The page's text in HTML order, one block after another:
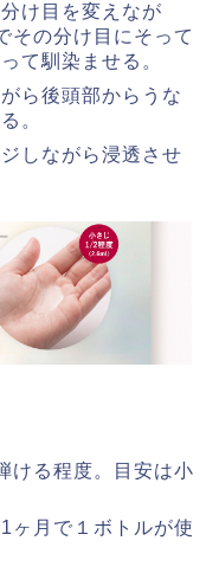
け目を変えなが
その分け目にそって
て馴染ませる。
ら後頭部からうな
。
しながら浸透させ
ける程度。目安は小
ヶ月で１ボトルが使